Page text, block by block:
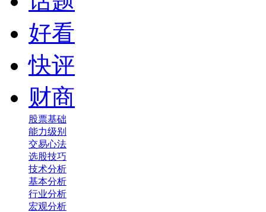
好看
快评
财商
股票基础
能力级别
交易心法
选股技巧
技术分析
基本分析
行业分析
宏观分析